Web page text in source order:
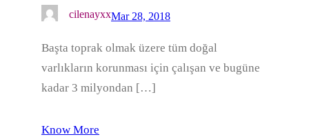
cilenayxxMar 28, 2018
Başta toprak olmak üzere tüm doğal
varlıkların korunması için çalışan ve bugüne
kadar 3 milyondan […]
Know More